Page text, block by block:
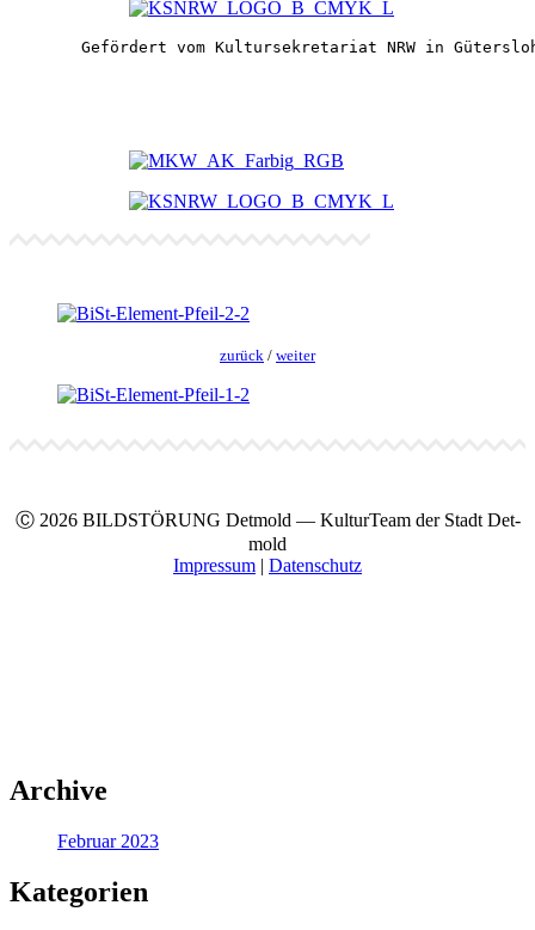
Gefördert vom Kultursekretariat NRW in
zurück / weit­er
Ⓒ 2026 BILDSTÖRUNG Det­mold — Kul­turTeam der Stadt Det­
mold
Impres­sum | Daten­schutz
Archive
Februar 2023
Kategorien